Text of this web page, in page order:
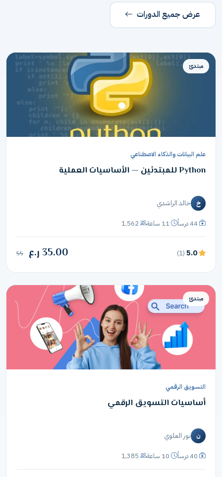
عرض جميع الدورات
مبتدئ
علم البيانات والذكاء الاصطناعي
Python للمبتدئين — الأساسيات العملية
خ خالد الراشدي
44 درساً 11 ساعة 1,562
5.0
(1) 35.00 ر.ع 55
مبتدئ
التسويق الرقمي
أساسيات التسويق الرقمي
ن نور العلوي
40 درساً 10 ساعة 1,385